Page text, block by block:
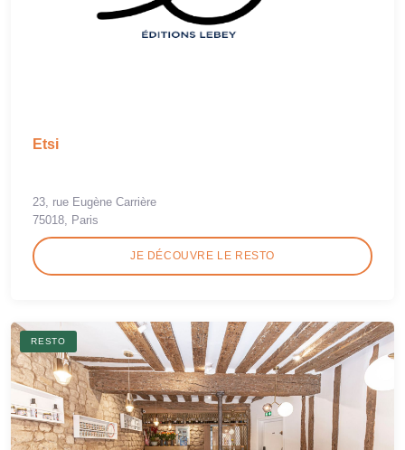
Etsi
23, rue Eugène Carrière
75018, Paris
JE DÉCOUVRE LE RESTO
RESTO